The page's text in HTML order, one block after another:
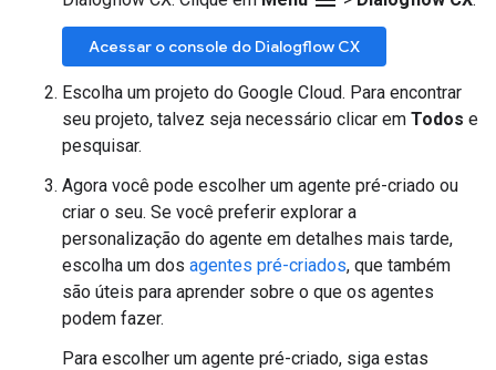
Acessar o console do Dialogflow CX
Escolha um projeto do Google Cloud. Para encontrar
seu projeto, talvez seja necessário clicar em Todos e
pesquisar.
Agora você pode escolher um agente pré-criado ou
criar o seu. Se você preferir explorar a
personalização do agente em detalhes mais tarde,
escolha um dos agentes pré-criados, que também
são úteis para aprender sobre o que os agentes
podem fazer.
Para escolher um agente pré-criado, siga estas